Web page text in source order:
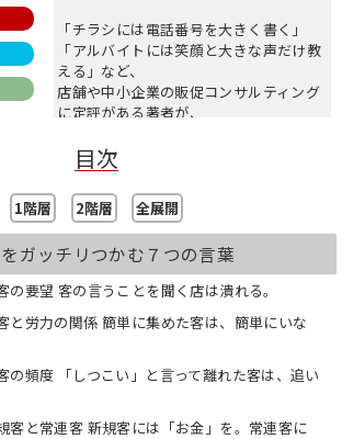
「チラシには電話番号を大きく書く」
「アルバイトには笑顔と大きな声だけ教
える」など、
店舗や中小企業の販促コンサルティング
に定評がある著者が、
て紹介。
それぞれのエッセンスを短い「名言」に
まとめているので、
多忙な経営者・店長・スタッフでもすぐ
に読めます。
売上アップのヒントと元気が手に入る、
「売れる名言集」です!
【本書に収録されている名言の一部】
・「口コミ」で売れる商品は、最初から
売れる商品。
残せ。
目次
1階層 2階層 全展開
ガッチリつかむ７つの言葉
の要望 客の言うことを聞く店は潰れる。
と労力の関係 簡単に集めた客は、簡単にいな
の頻度 「しつこい」と言って離れた客は、追い
客と常連客 新規客には「お金」を。常連客に